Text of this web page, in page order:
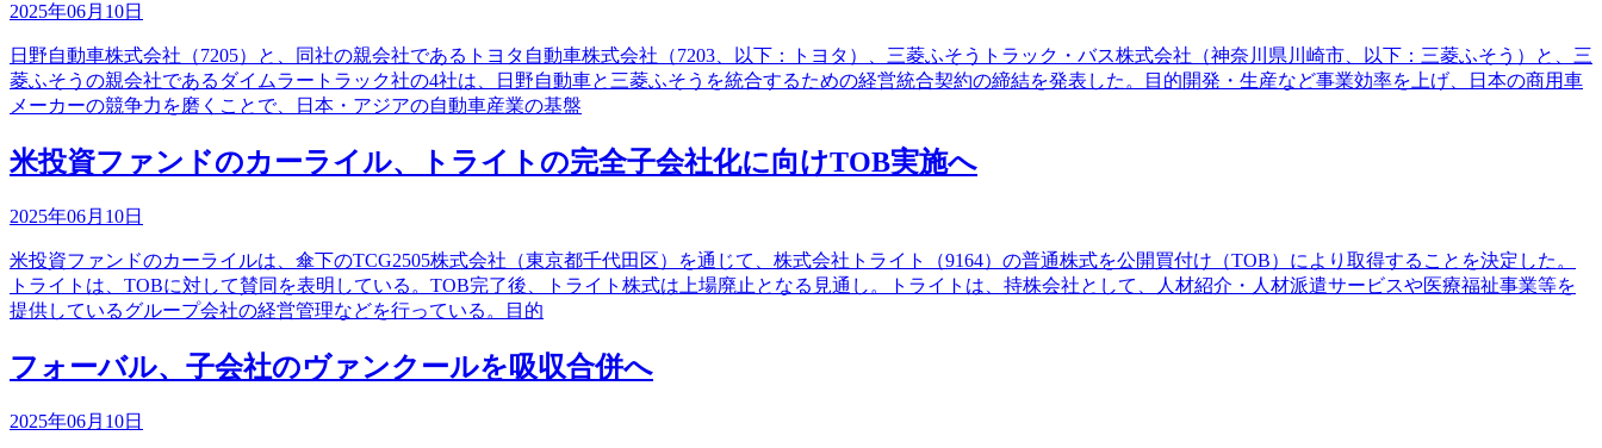
2025年06月10日
日野自動車株式会社（7205）と、同社の親会社であるトヨタ自動車株式会社（7203、以下：トヨタ）、三菱ふそうトラック・バス株式会社（神奈川県川崎市、以下：三菱ふそう）と、三
菱ふそうの親会社であるダイムラートラック社の4社は、日野自動車と三菱ふそうを統合するための経営統合契約の締結を発表した。目的開発・生産など事業効率を上げ、日本の商用車
メーカーの競争力を磨くことで、日本・アジアの自動車産業の基盤
米投資ファンドのカーライル、トライトの完全子会社化に向けTOB実施へ
2025年06月10日
米投資ファンドのカーライルは、傘下のTCG2505株式会社（東京都千代田区）を通じて、株式会社トライト（9164）の普通株式を公開買付け（TOB）により取得することを決定した。
トライトは、TOBに対して賛同を表明している。TOB完了後、トライト株式は上場廃止となる見通し。トライトは、持株会社として、人材紹介・人材派遣サービスや医療福祉事業等を
提供しているグループ会社の経営管理などを行っている。目的
フォーバル、子会社のヴァンクールを吸収合併へ
2025年06月10日